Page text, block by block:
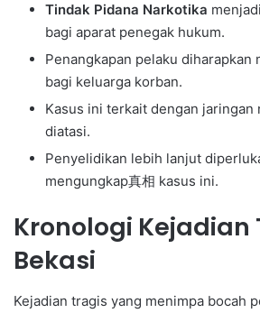
Tindak Pidana Narkotika
bagi aparat penegak hukum.
Penangkapan pelaku diharapkan
bagi keluarga korban.
Kasus ini terkait dengan jaringan
diatasi.
Penyelidikan lebih lanjut
mengungkap真相 kasus ini.
Kronologi Kejadian
Bekasi
Kejadian tragis yang menimpa bocah